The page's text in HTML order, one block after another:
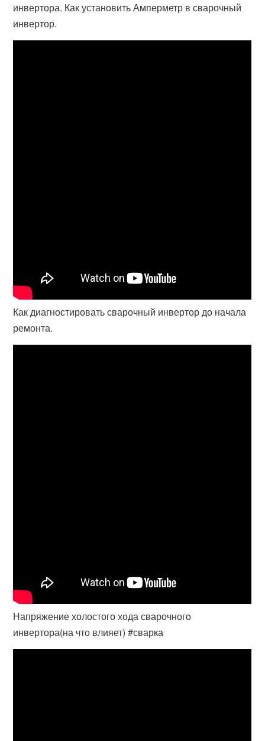
инвертора. Как установить Амперметр в сварочный
инвертор.
Как диагностировать сварочный инвертор до начала
ремонта.
Напряжение холостого хода сварочного
инвертора(на что влияет) #сварка